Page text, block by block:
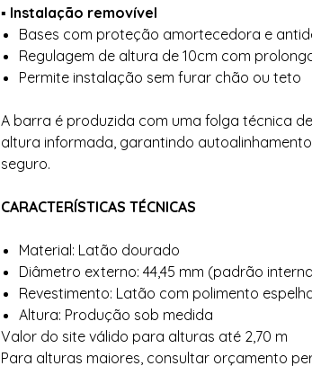
▪️ Instalação removível
Bases com proteção amortecedora e
Regulagem de altura de 10cm com
Permite instalação sem furar chão ou teto
A barra é produzida com uma folga técnica
altura informada, garantindo
seguro.
CARACTERÍSTICAS TÉCNICAS
Material: Latão dourado
Diâmetro externo: 44,45 mm (padrão
Revestimento: Latão com polimento
Altura: Produção sob medida
Valor do site válido para alturas até 2,70 m
Para alturas maiores, consultar orçamento